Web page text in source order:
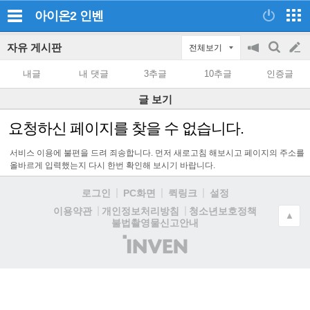
아이온2 인벤
자유 게시판 전체보기
공
on/off
검
색
글
쓰
기
내글 내 댓글 3추글 10추글 인증글
글 보기
요청하신 페이지를 찾을 수 없습니다.
서비스 이용에 불편을 드려 죄송합니다. 먼저 새로고침 해보시고 페이지의 주소를
올바르게 입력했는지 다시 한번 확인해 보시기 바랍니다.
로그인 PC화면 퀵링크
설정
이용약관
개인정보처리방침
청소년보호정책
불법촬영물신고안내
(주)
인
▲